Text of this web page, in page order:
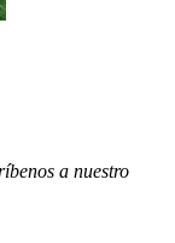
a nuestro